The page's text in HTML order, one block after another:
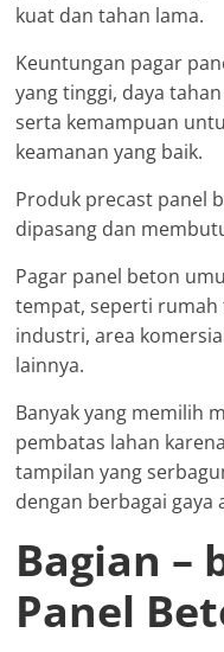
kuat dan tahan lama.
Keuntungan pagar
yang tinggi, daya
serta kemampuan
keamanan yang baik.
Produk precast panel
dipasang dan
Pagar panel beton
tempat, seperti rumah
industri, area
lainnya.
Banyak yang memilih
pembatas lahan
tampilan yang
dengan berbagai
Bagian –
Panel